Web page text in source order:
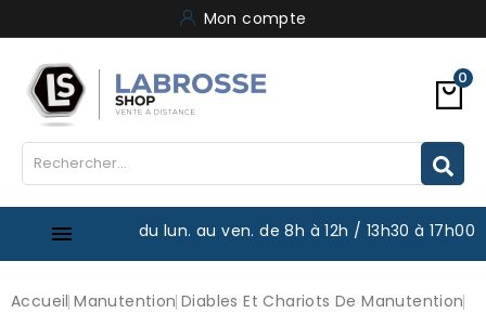
Mon compte
0
 du lun. au ven. de 8h à 12h / 13h30 à 17h00
Accueil Manutention Diables Et Chariots De Manutention